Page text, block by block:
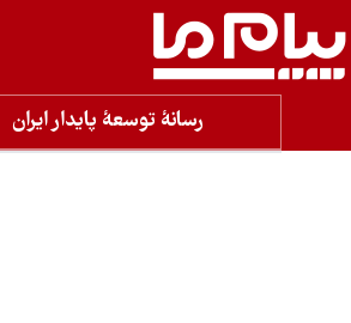
رسانۀ توسعۀ پایدار ایران